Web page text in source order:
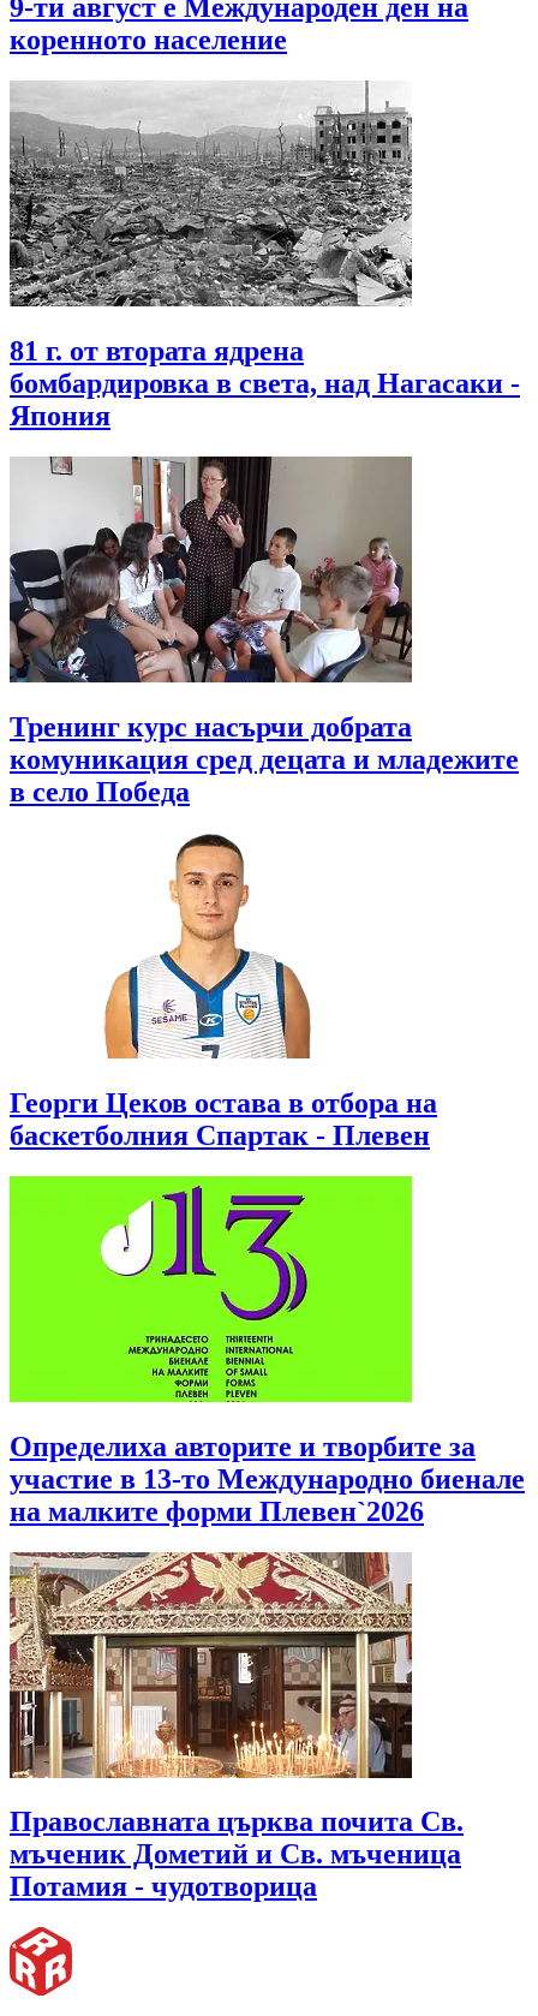
9-ти август е Международен ден на
коренното население
81 г. от втората ядрена
бомбардировка в света, над Нагасаки -
Япония
Тренинг курс насърчи добрата
комуникация сред децата и младежите
в село Победа
Георги Цеков остава в отбора на
баскетболния Спартак - Плевен
Определиха авторите и творбите за
участие в 13-то Международно биенале
на малките форми Плевен`2026
Православната църква почита Св.
мъченик Дометий и Св. мъченица
Потамия - чудотворица